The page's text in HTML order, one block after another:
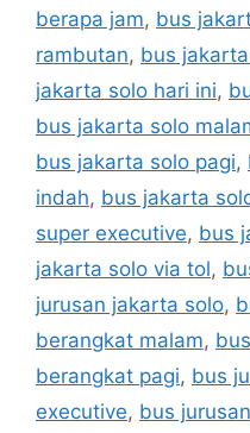
berapa jam, bus
rambutan, bus
jakarta solo hari ini,
bus jakarta solo
bus jakarta solo pagi,
indah, bus jakarta
super executive, bus
jakarta solo via tol,
jurusan jakarta solo,
berangkat malam,
berangkat pagi, bus
executive, bus